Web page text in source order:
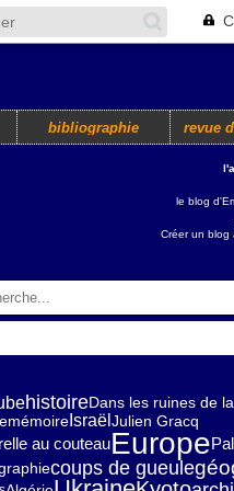
bibliographie revue
le blog
Créer un blog
histoireDans les ruines de
mémoire Israël Julien Gracq
au couteauEurope
coups de gueule